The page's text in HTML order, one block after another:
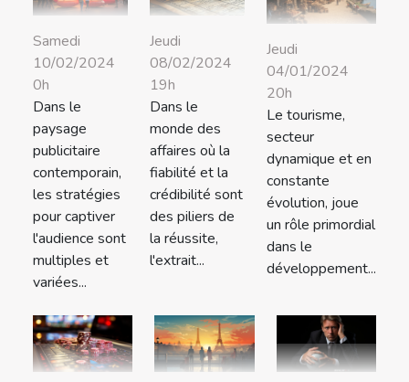
Samedi
10/02/2024
0h
Dans le
paysage
publicitaire
contemporain,
les stratégies
pour captiver
l'audience sont
multiples et
variées...
Jeudi
08/02/2024
19h
Dans le
monde des
affaires où la
fiabilité et la
crédibilité sont
des piliers de
la réussite,
l'extrait...
Jeudi
04/01/2024
20h
Le tourisme,
secteur
dynamique et en
constante
évolution, joue
un rôle primordial
dans le
développement...